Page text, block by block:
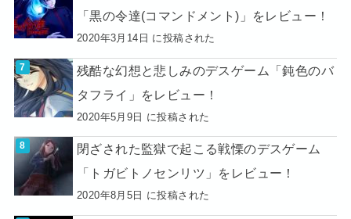
「黒の令達(コマンドメント)」をレビュー！
2020年3月14日 に投稿された
残酷な幻想と悲しみのデスゲーム「鈍色のバ
タフライ」をレビュー！
2020年5月9日 に投稿された
閉ざされた監獄で起こる戦慄のデスゲーム
「トガビトノセンリツ」をレビュー！
2020年8月5日 に投稿された